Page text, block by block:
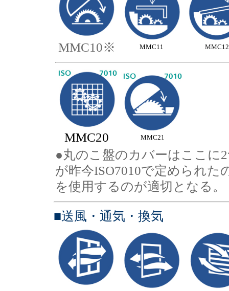
MMC10※ MMC11 MMC12
MMC20 MMC21
●丸のこ盤のカバーはここに
が昨今ISO7010で定められた
を使用するのが適切となる。
■送風・通気・換気